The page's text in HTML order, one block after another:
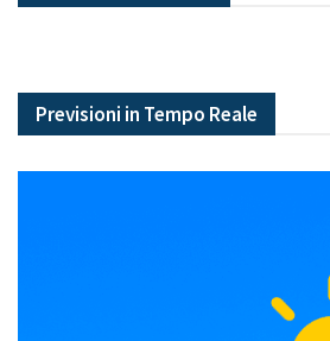
Previsioni in Tempo Reale